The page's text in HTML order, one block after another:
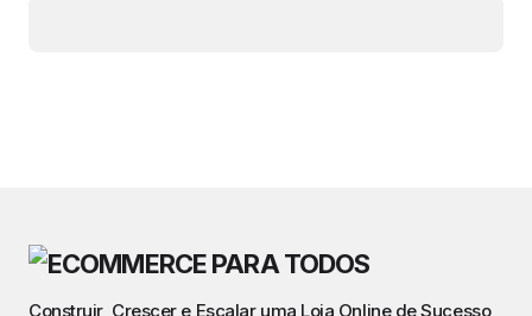
Construir, Crescer e Escalar uma Loja Online de Sucesso